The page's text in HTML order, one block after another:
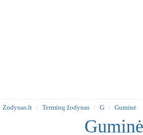
Zodynas.lt Terminų žodynas G Guminė
Guminė